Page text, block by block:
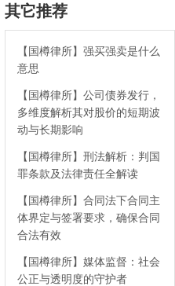
其它推荐
【国樽律所】强买强卖是什么
意思
【国樽律所】公司债券发行，
多维度解析其对股价的短期波
动与长期影响
【国樽律所】刑法解析：判国
罪条款及法律责任全解读
【国樽律所】合同法下合同主
体界定与签署要求，确保合同
合法有效
【国樽律所】媒体监督：社会
公正与透明度的守护者